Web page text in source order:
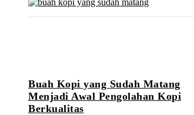
Buah Kopi yang Sudah Matang
Menjadi Awal Pengolahan Kopi
Berkualitas